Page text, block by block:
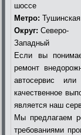
шоссе
Метро: Тушинская
Округ: Северо-
Западный
Если вы
ремонт
автосервис
качественное
является наш
Мы предлагаем
требованиями